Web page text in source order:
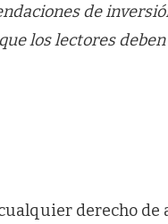
de
los lectores
derecho de